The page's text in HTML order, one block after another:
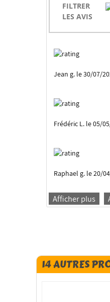
FILTRER
LES AVIS
Jean g. le 30/07/
Frédéric L. le 05/
Raphael g. le 20/
Afficher plus
14 AUTRES